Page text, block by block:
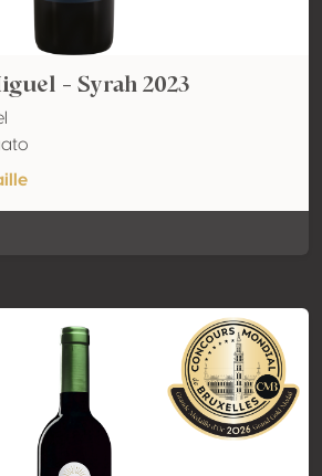
- Syrah 2023